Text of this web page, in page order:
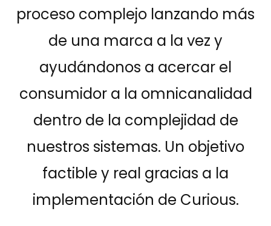
proceso complejo lanzando más
de una marca a la vez y
ayudándonos a acercar el
consumidor a la omnicanalidad
dentro de la complejidad de
nuestros sistemas. Un objetivo
factible y real gracias a la
implementación de Curious.